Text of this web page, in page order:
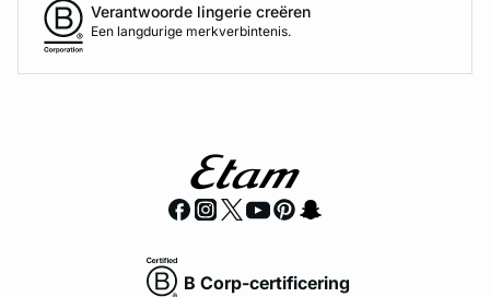
Verantwoorde lingerie creëren
Een langdurige merkverbintenis.
B Corp-certificering